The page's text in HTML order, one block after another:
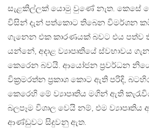
සැළකිල්ලක් යොමු වුණේ නැත. කෙසේ
විසින් දැන් පත්කොට තිබෙන විමර්ශන
ගැනෙන එක කාරණයක් බවට එය පත්ව
යන්නේ, අදාළ ව්‍යාපෘතියේ ස්වභාවය
කෙරෙන බවයි. ආයෝජන ප‍්‍රවර්ධන
වික‍්‍රමරත්න ප‍්‍රකාශ කොට ඇති පරිදි,
කෙරෙහි මේ ව්‍යාපෘතිය මගින් ඇති
බලපෑම විශාල වෙයි නම්, එම ව්‍යාපෘතිය
ආණ්ඩුවට සිදුවනු ඇත.